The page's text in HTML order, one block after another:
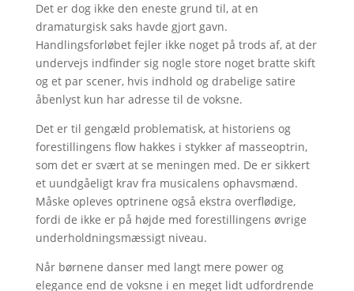
Det er dog ikke den eneste grund til, at en
dramaturgisk saks havde gjort gavn.
Handlingsforløbet fejler ikke noget på trods af, at der
undervejs indfinder sig nogle store noget bratte skift
og et par scener, hvis indhold og drabelige satire
åbenlyst kun har adresse til de voksne.
Det er til gengæld problematisk, at historiens og
forestillingens flow hakkes i stykker af masseoptrin,
som det er svært at se meningen med. De er sikkert
et uundgåeligt krav fra musicalens ophavsmænd.
Måske opleves optrinene også ekstra overflødige,
fordi de ikke er på højde med forestillingens øvrige
underholdningsmæssigt niveau.
Når børnene danser med langt mere power og
elegance end de voksne i en meget lidt udfordrende